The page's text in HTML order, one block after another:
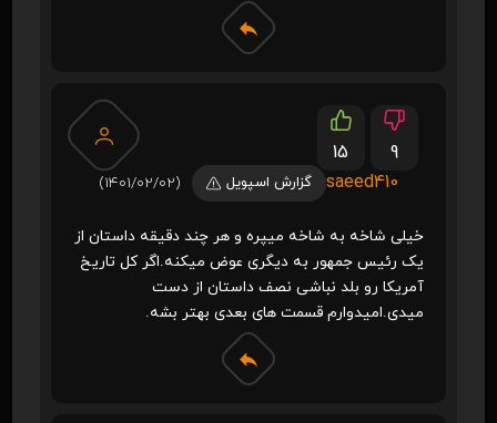
15
9
saeed410
گزارش اسپویل (1401/02/02)
خیلی شاخه به شاخه میپره و هر چند دقیقه داستان از
یک رئیس جمهور به دیگری عوض میکنه.اگر کل تاریخ
آمریکا رو بلد نباشی نصف داستان از دست
میدی.امیدوارم قسمت های بعدی بهتر بشه.